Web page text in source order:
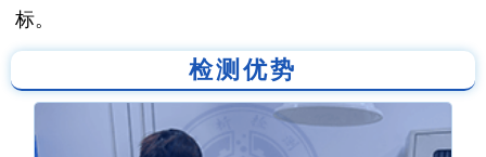
标。
检测优势